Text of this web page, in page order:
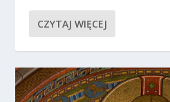
CZYTAJ WIĘCEJ